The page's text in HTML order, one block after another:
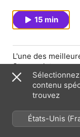
15 min
L'une des
Stanwyck tourne
sa carrière, Sorry,
se passe au
Pourtant, encore
contenu
trouvez
États-Unis
France)